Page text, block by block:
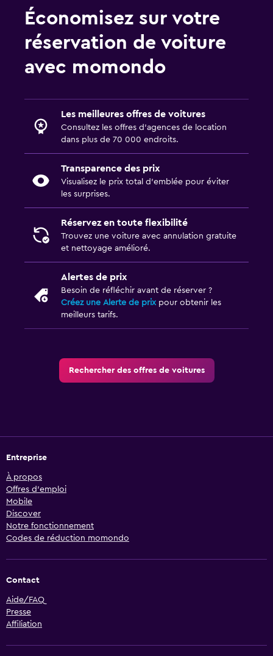
Économisez sur votre
réservation de voiture
avec momondo
Les meilleures offres de voitures
Consultez les offres d’agences de location
dans plus de 70 000 endroits.
Transparence des prix
Visualisez le prix total d’emblée pour éviter
les surprises.
Réservez en toute flexibilité
Trouvez une voiture avec annulation gratuite
et nettoyage amélioré.
Alertes de prix
Besoin de réfléchir avant de réserver ?
Créez une Alerte de prixpour obtenir les
meilleurs tarifs.
Rechercher des offres de voitures
Entreprise
À propos
Offres d’emploi
Mobile
Discover
Notre fonctionnement
Codes de réduction momondo
Contact
Aide/FAQ
Presse
Affiliation